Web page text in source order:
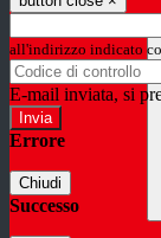
all'indirizzo indicato
E-mail inviata, si
Errore
Chiudi
Successo